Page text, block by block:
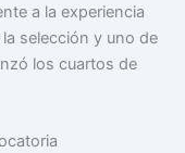
a la experiencia
selección y uno de
los cuartos de